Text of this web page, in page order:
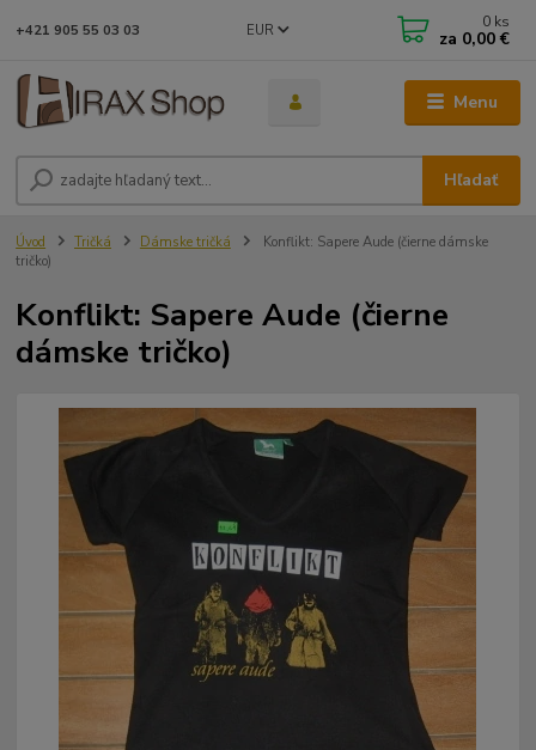
Menu
EUR
Hľadať
+421 905 55 03 03 0 ks
za 0,00 €
Úvod Tričká Dámske tričká
Konflikt: Sapere Aude (čierne dámske
tričko)
Konflikt: Sapere Aude (čierne
dámske tričko)